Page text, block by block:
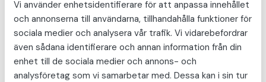
Vi använder enhetsidentifierare för att anpassa innehållet
och annonserna till användarna, tillhandahålla funktioner för
sociala medier och analysera vår trafik. Vi vidarebefordrar
även sådana identifierare och annan information från din
enhet till de sociala medier och annons- och
analysföretag som vi samarbetar med. Dessa kan i sin tur
Was awarded to Prof. Jonas Hugosson (SE),
and the ”EAU Patient Advocacy Medal of
Exellence” was recived by Mrs. Mary Lynne
van Poelgeest
For the be… Läs mer